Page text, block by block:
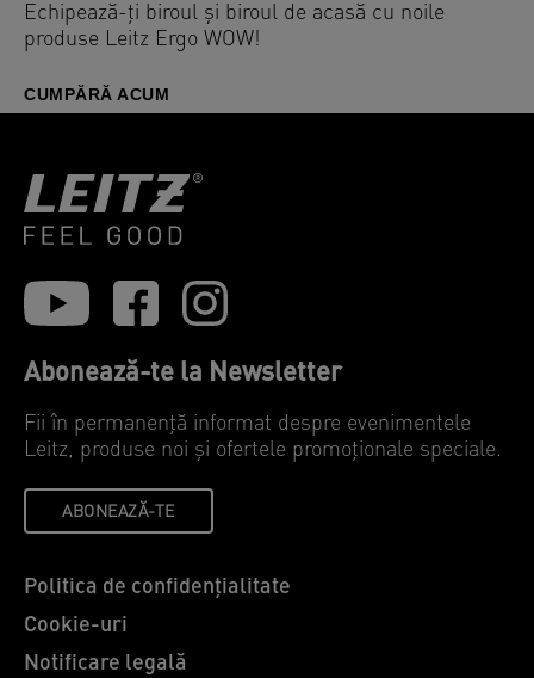
Echipează-ți biroul și biroul de acasă cu noile
produse Leitz Ergo WOW!
CUMPĂRĂ ACUM
Abonează-te la Newsletter
Fii în permanență informat despre evenimentele
Leitz, produse noi și ofertele promoționale speciale.
ABONEAZĂ-TE
Politica de confidențialitate
Cookie-uri
Notificare legală